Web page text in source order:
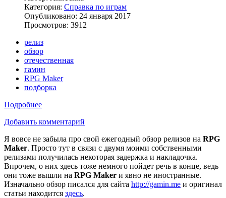
Категория: Справка по играм
Опубликовано: 24 января 2017
Просмотров: 3912
релиз
обзор
отечественная
гамин
RPG Maker
подборка
Подробнее
Добавить комментарий
Я вовсе не забыла про свой ежегодный обзор релизов на RPG
Maker. Просто тут в связи с двумя моими собственными
релизами получилась некоторая задержка и накладочка.
Впрочем, о них здесь тоже немного пойдет речь в конце, ведь
они тоже вышли на RPG Maker и явно не иностранные.
Изначально обзор писался для сайта http://gamin.me и оригинал
статьи находится здесь.